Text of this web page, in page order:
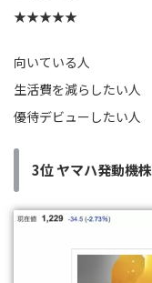
★★★★★
向いている人
生活費を減らしたい人
優待デビューしたい人
3位 ヤマハ発動機